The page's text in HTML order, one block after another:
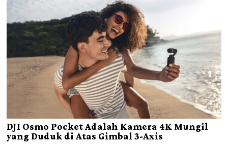
DJI Osmo Pocket Adalah Kamera 4K Mungil
yang Duduk di Atas Gimbal 3-Axis